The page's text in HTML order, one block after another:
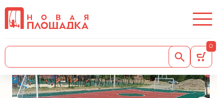
0
Спортивная площадка в
Ростовской области!
10.06.2025